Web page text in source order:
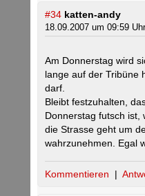
#34 katten-andy
18.09.2007 um 09:59 Uhr
Am Donnerstag wird
lange auf der Tribüne
darf.
Bleibt festzuhalten,
Donnerstag futsch ist,
die Strasse geht um
wahrzunehmen. Egal
Kommentieren |